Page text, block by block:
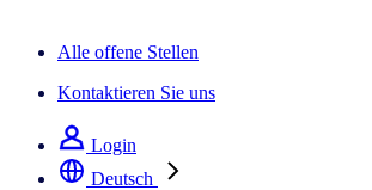
Alle offene Stellen
Kontaktieren Sie uns
Login
Deutsch